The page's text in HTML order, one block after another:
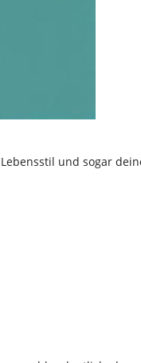
und sogar